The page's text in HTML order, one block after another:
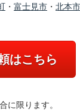
・ 富士見市 ・ 北本市
はこちら
に限ります。